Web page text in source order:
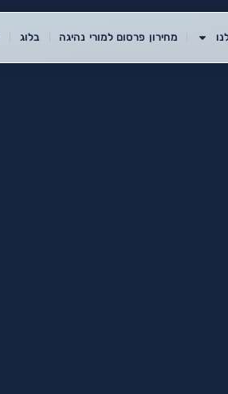
מחירון פרסום למורי נהיגה בלוג